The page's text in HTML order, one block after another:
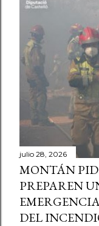
julio 28, 2026
MONTÁN
PREPAREN
DEL